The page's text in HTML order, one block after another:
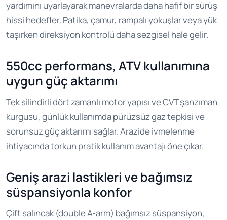
yardımını uyarlayarak manevralarda daha hafif bir sürüş
hissi hedefler. Patika, çamur, rampalı yokuşlar veya yük
taşırken direksiyon kontrolü daha sezgisel hale gelir.
550cc performans, ATV kullanımına
uygun güç aktarımı
Tek silindirli dört zamanlı motor yapısı ve CVT şanzıman
kurgusu, günlük kullanımda pürüzsüz gaz tepkisi ve
sorunsuz güç aktarımı sağlar. Arazide ivmelenme
ihtiyacında torkun pratik kullanım avantajı öne çıkar.
Geniş arazi lastikleri ve bağımsız
süspansiyonla konfor
Çift salıncak (double A-arm) bağımsız süspansiyon,